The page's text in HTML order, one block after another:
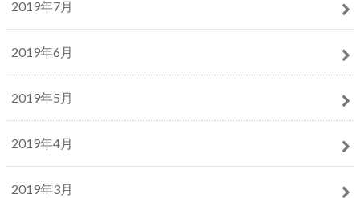
2019年7月
2019年6月
2019年5月
2019年4月
2019年3月